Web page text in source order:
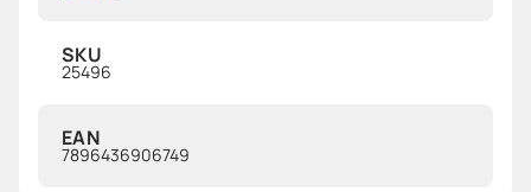
SKU
25496
EAN
7896436906749